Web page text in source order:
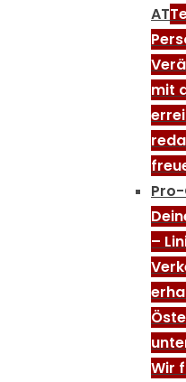
AT
mit
Pro-
–
Wir